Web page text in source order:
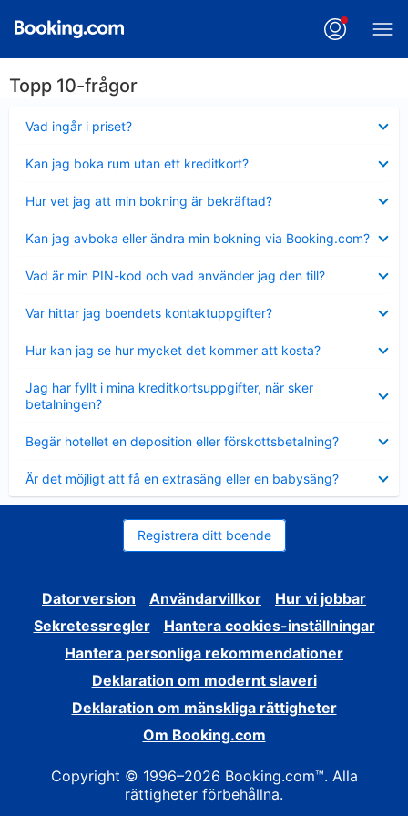
Topp 10-frågor
Vad ingår i priset?
mindre
Kan jag boka rum utan ett kreditkort?
mindre
Hur vet jag att min bokning är bekräftad?
mindre
Kan jag avboka eller ändra min bokning via Booking.com?
mindre
Vad är min PIN-kod och vad använder jag den till?
mindre
Var hittar jag boendets kontaktuppgifter?
mindre
Hur kan jag se hur mycket det kommer att kosta?
mindre
Jag har fyllt i mina kreditkortsuppgifter, när sker
betalningen?
mindre
Begär hotellet en deposition eller förskottsbetalning?
mindre
Är det möjligt att få en extrasäng eller en babysäng?
mindre
Registrera ditt boende
Datorversion Användarvillkor
Hur vi jobbar
Sekretessregler
Hantera cookies-inställningar
Hantera personliga rekommendationer
Deklaration om modernt slaveri
Deklaration om mänskliga rättigheter
Om Booking.com
Copyright © 1996–2026 Booking.com™. Alla
rättigheter förbehållna.